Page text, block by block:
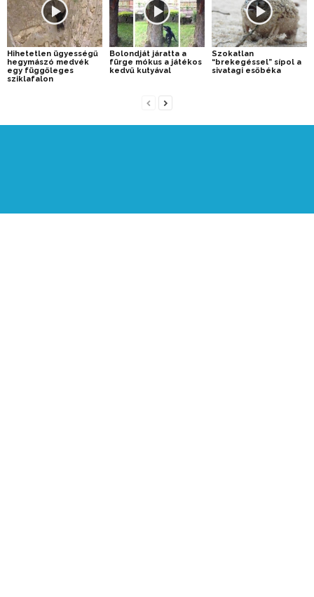
Hihetetlen ügyességű
hegymászó medvék
egy függőleges
sziklafalon
Bolondját járatta a
fürge mókus a játékos
kedvű kutyával
Szokatlan
“brekegéssel” sípol a
sivatagi esőbéka